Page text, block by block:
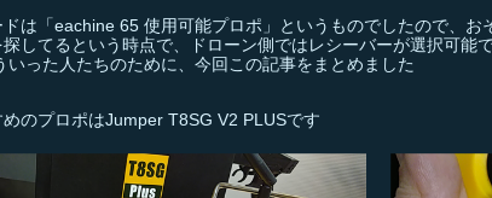
は「eachine 65 使用可能プロポ」というものでしたので、
探してるという時点で、ドローン側ではレシーバーが選択可能
いった人たちのために、今回この記事をまとめました
のプロポはJumper T8SG V2 PLUSです